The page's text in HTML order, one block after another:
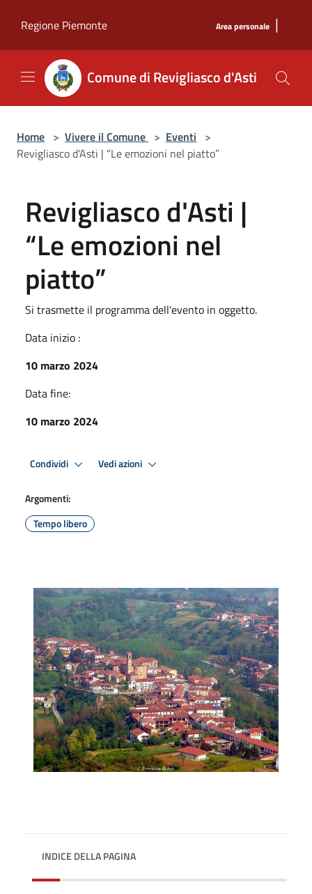
Regione Piemonte
Area personale |
Comune di Revigliasco d'Asti
Home > Vivere il Comune > Eventi >
Revigliasco d'Asti | “Le emozioni nel piatto”
Revigliasco d'Asti |
“Le emozioni nel
piatto”
Si trasmette il programma dell'evento in oggetto.
Data inizio :
10 marzo 2024
Data fine:
10 marzo 2024
Condividi Vedi azioni
Argomenti:
Tempo libero
INDICE DELLA PAGINA